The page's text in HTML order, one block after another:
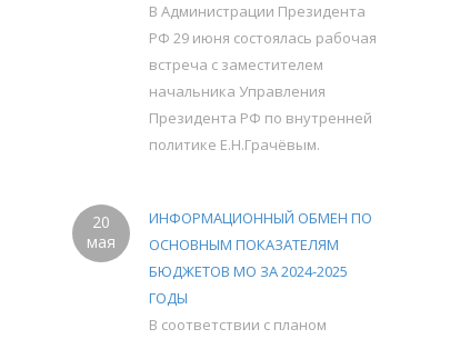
В Администрации Президента
РФ 29 июня состоялась рабочая
встреча с заместителем
начальника Управления
Президента РФ по внутренней
политике Е.Н.Грачёвым.
20
мая
ИНФОРМАЦИОННЫЙ ОБМЕН ПО
ОСНОВНЫМ ПОКАЗАТЕЛЯМ
БЮДЖЕТОВ МО ЗА 2024-2025
ГОДЫ
В соответствии с планом